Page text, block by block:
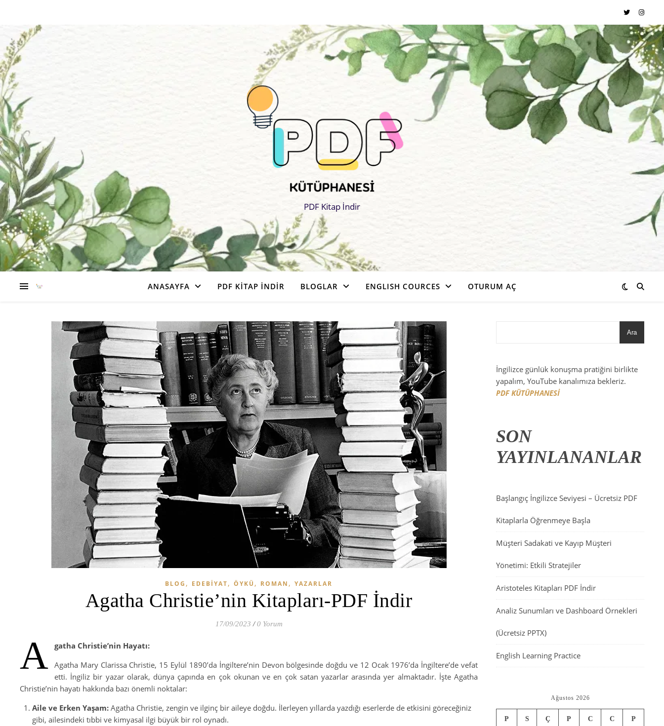
PDF Kitap İndir
ANASAYFA PDF KITAP İNDIR BLOGLAR ENGLISH COURCES OTURUM AÇ
BLOG , EDEBIYAT, ÖYKÜ , ROMAN , YAZARLAR
Agatha Christie’nin Kitapları-PDF İndir
17/09/2023 / 0 Yorum
A gatha Christie’nin Hayatı:
Agatha Mary Clarissa Christie, 15 Eylül 1890’da İngiltere’nin Devon bölgesinde doğdu ve 12 Ocak 1976’da İngiltere’de vefat
etti. İngiliz bir yazar olarak, dünya çapında en çok okunan ve en çok satan yazarlar arasında yer almaktadır. İşte Agatha
Christie’nin hayatı hakkında bazı önemli noktalar:
Aile ve Erken Yaşam: Agatha Christie, zengin ve ilginç bir aileye doğdu. İlerleyen yıllarda yazdığı eserlerde de etkisini göreceğiniz
gibi, ailesindeki tıbbi ve kimyasal ilgi büyük bir rol oynadı.
Ara
İngilizce günlük konuşma pratiğini birlikte
yapalım, YouTube kanalımıza bekleriz.
PDF KÜTÜPHANESİ
SON
YAYINLANANLAR
Başlangıç İngilizce Seviyesi – Ücretsiz PDF
Kitaplarla Öğrenmeye Başla
Müşteri Sadakati ve Kayıp Müşteri
Yönetimi: Etkili Stratejiler
Aristoteles Kitapları PDF İndir
Analiz Sunumları ve Dashboard Örnekleri
(Ücretsiz PPTX)
English Learning Practice
Ağustos 2026
P S Ç P C C P